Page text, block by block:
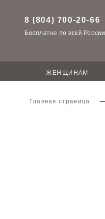
8 (804) 700-20-66
Бесплатно по всей России
ЖЕНЩИНАМ
Главная страница